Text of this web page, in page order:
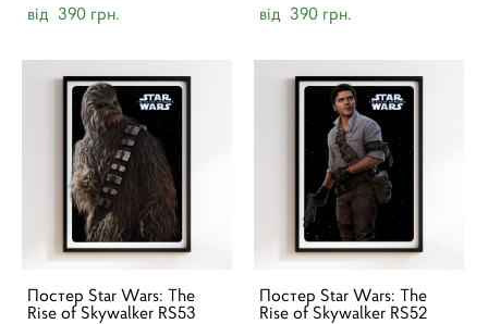
від 390 грн.
від 390 грн.
Постер Star Wars: The
Rise of Skywalker RS53
Постер Star Wars: The
Rise of Skywalker RS52